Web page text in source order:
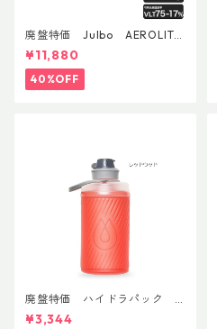
廃盤特価 Julbo AEROLITE
AsianFit
¥11,880
40%OFF
廃盤特価 ハイドラパック
フラックス 750ml
¥3,344